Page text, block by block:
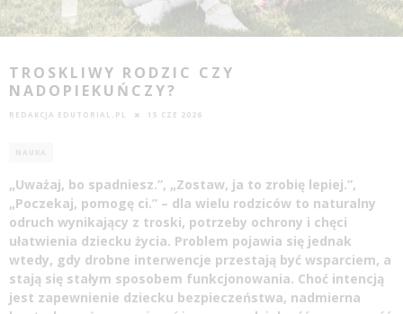
TROSKLIWY RODZIC CZY
NADOPIEKUŃCZY?
REDAKCJA EDUTORIAL.PL 15 CZE 2026
NAUKA
„Uważaj, bo spadniesz.”, „Zostaw, ja to zrobię lepiej.”,
„Poczekaj, pomogę ci.” – dla wielu rodziców to naturalny
odruch wynikający z troski, potrzeby ochrony i chęci
ułatwienia dziecku życia. Problem pojawia się jednak
wtedy, gdy drobne interwencje przestają być wsparciem, a
stają się stałym sposobem funkcjonowania. Choć intencją
jest zapewnienie dziecku bezpieczeństwa, nadmierna